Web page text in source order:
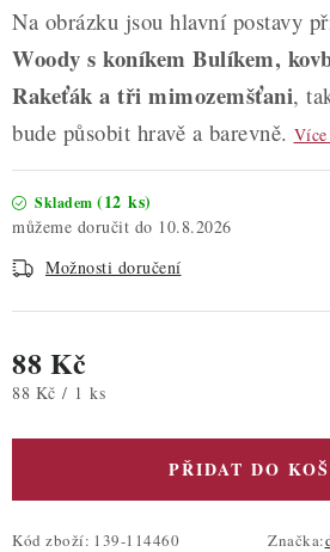
Na obrázku jsou hlavní postavy
Woody s koníkem Bulíkem,
Rakeťák a tři mimozemšťani,
bude působit hravě a barevně.
Skladem (12 ks)
10.8.2026
Možnosti doručení
88 Kč
Měrná cena:
88 Kč / 1 ks
PŘIDAT DO
Kód zboží: 139-114460 Značka: